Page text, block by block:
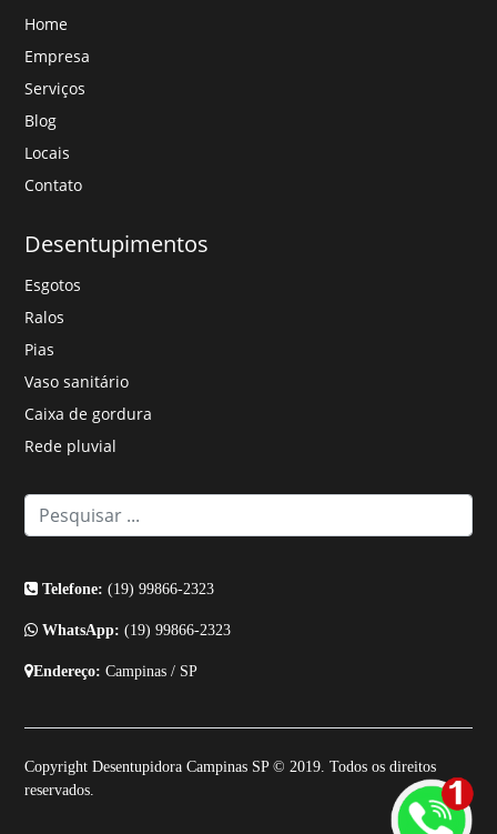
Home
Empresa
Serviços
Blog
Locais
Contato
Desentupimentos
Esgotos
Ralos
Pias
Vaso sanitário
Caixa de gordura
Rede pluvial
Telefone: (19) 99866-2323
WhatsApp: (19) 99866-2323
Endereço: Campinas / SP
Copyright Desentupidora Campinas SP © 2019. Todos os direitos
reservados.